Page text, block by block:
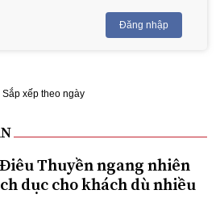
Đăng nhập
Sắp xếp theo ngày
Thuyền ngang nhiên
dục cho khách dù nhiều